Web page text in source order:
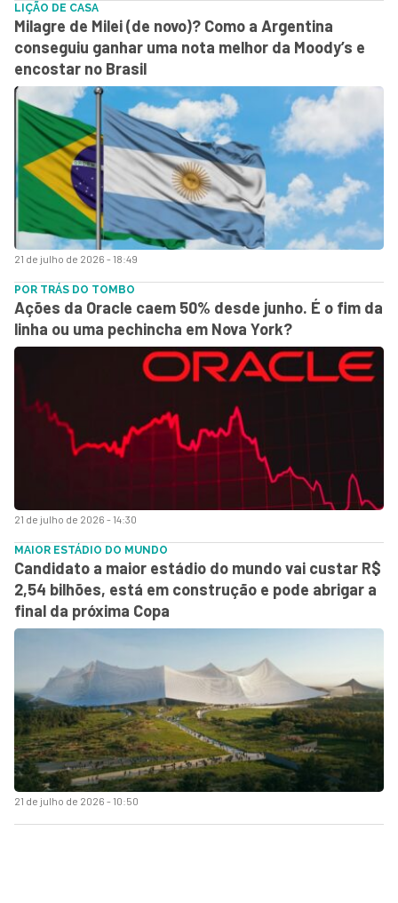
21 de julho de 2026 - 18:49
LIÇÃO DE CASA
Milagre de Milei (de novo)? Como a Argentina
conseguiu ganhar uma nota melhor da Moody’s e
encostar no Brasil
21 de julho de 2026 - 14:30
POR TRÁS DO TOMBO
Ações da Oracle caem 50% desde junho. É o fim da
linha ou uma pechincha em Nova York?
21 de julho de 2026 - 10:50
MAIOR ESTÁDIO DO MUNDO
Candidato a maior estádio do mundo vai custar R$
2,54 bilhões, está em construção e pode abrigar a
final da próxima Copa